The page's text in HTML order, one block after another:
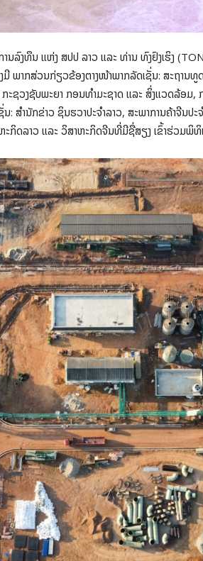
ລົງທຶນ ແຫ່ງ ສປປ ລາວ ແລະ ທ່ານ ທົງຢົງເຮິງ
ມີ ພາກສ່ວນກ່ຽວຂ້ອງຕາງໜ້າພາກລັດເຊັ່ນ: ສະຖາ
ະຊວງຊັບພະຍາ ກອນທໍາມະຊາດ ແລະ ສິ່ງແວດລ້ອມ,
ານັກຂ່າວ ຊິນຮວາປະຈໍາລາວ, ສະພາການຄ້າຈີນປະ
ກິດລາວ ແລະ ວິສາຫະກິດຈີນທີ່ມີຊື່ສຽງ ເຂົ້າຮ່ວມພິທິ